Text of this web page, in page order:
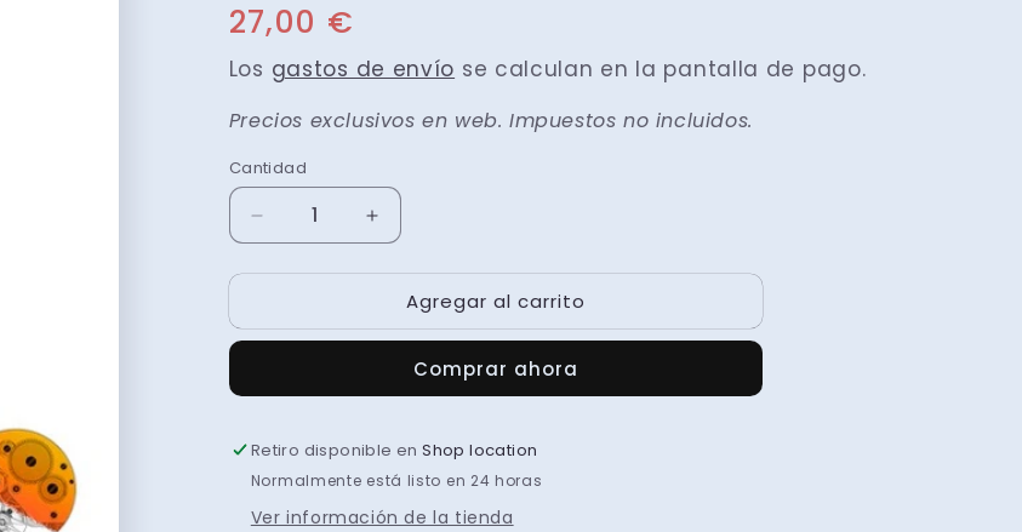
Precio
27,00 €
Los gastos de envío se calculan en la pantalla de pago.
Precios exclusivos en web. Impuestos no incluidos.
Cantidad
Reducir
cantidad
para
1,260
Aumentar
cantidad
para
Piña
1,260
Agregar al carrito
Comprar ahora
Retiro disponible enShop location
Normalmente está listo en 24 horas
Ver información de la tienda